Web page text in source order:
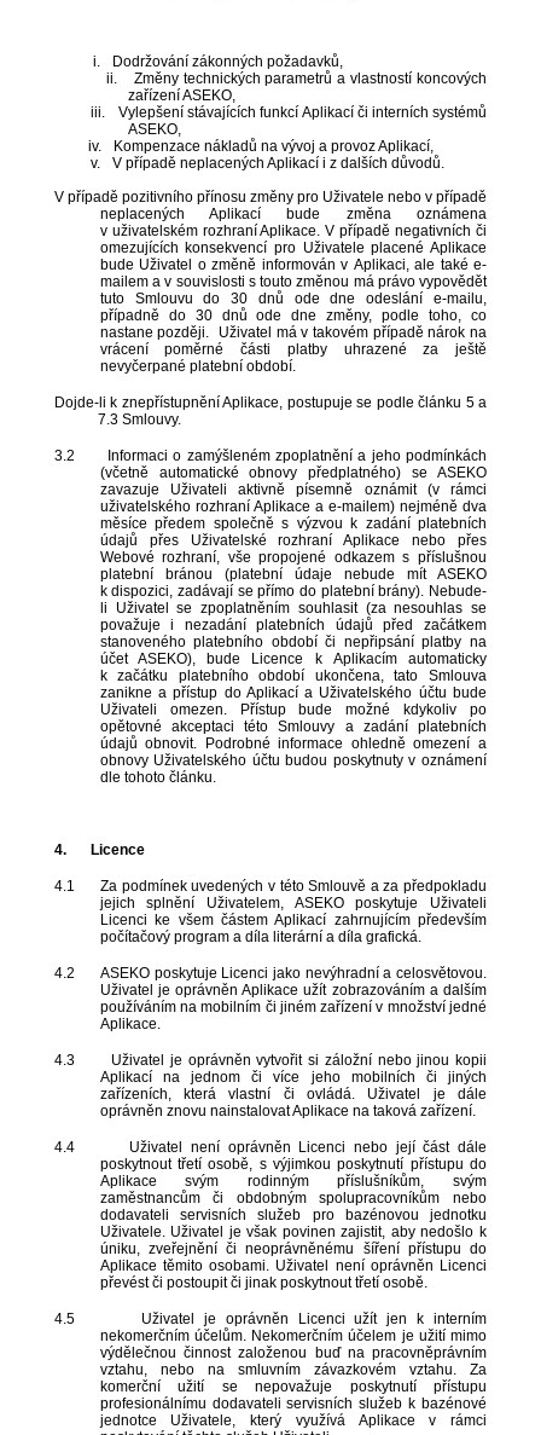
i.
Dodržování zákonných požadavků,
ii.
Změny technických parametrů a vlastností koncových
zařízení ASEKO,
iii.
Vylepšení stávajících funkcí Aplikací či interních systémů
ASEKO,
iv.
Kompenzace nákladů na vývoj a provoz Aplikací,
v.
V případě neplacených Aplikací i z dalších důvodů.
V případě pozitivního přínosu změny pro Uživatele nebo v případě
neplacených Aplikací bude změna oznámena
v uživatelském rozhraní Aplikace. V případě negativních či
omezujících konsekvencí pro Uživatele placené Aplikace
bude Uživatel o změně informován v Aplikaci, ale také e-
mailem a v souvislosti s touto změnou má právo vypovědět
tuto Smlouvu do 30 dnů ode dne odeslání e-mailu,
případně do 30 dnů ode dne změny, podle toho, co
nastane později. Uživatel má v takovém případě nárok na
vrácení poměrné části platby uhrazené za ještě
nevyčerpané platební období.
Dojde-li k znepřístupnění Aplikace, postupuje se podle článku 5 a
7.3 Smlouvy.
3.2
Informaci o zamýšleném zpoplatnění a jeho podmínkách
(včetně automatické obnovy předplatného) se ASEKO
zavazuje Uživateli aktivně písemně oznámit (v rámci
uživatelského rozhraní Aplikace a e-mailem) nejméně dva
měsíce předem společně s výzvou k zadání platebních
údajů přes Uživatelské rozhraní Aplikace nebo přes
Webové rozhraní, vše propojené odkazem s příslušnou
platební bránou (platební údaje nebude mít ASEKO
k dispozici, zadávají se přímo do platební brány). Nebude-
li Uživatel se zpoplatněním souhlasit (za nesouhlas se
považuje i nezadání platebních údajů před začátkem
stanoveného platebního období či nepřipsání platby na
účet ASEKO), bude Licence k Aplikacím automaticky
k začátku platebního období ukončena, tato Smlouva
zanikne a přístup do Aplikací a Uživatelského účtu bude
Uživateli omezen. Přístup bude možné kdykoliv po
opětovné akceptaci této Smlouvy a zadání platebních
údajů obnovit. Podrobné informace ohledně omezení a
obnovy Uživatelského účtu budou poskytnuty v oznámení
dle tohoto článku.
4. Licence
4.1
Za podmínek uvedených v této Smlouvě a za předpokladu
jejich splnění Uživatelem, ASEKO poskytuje Uživateli
Licenci ke všem částem Aplikací zahrnujícím především
počítačový program a díla literární a díla grafická.
4.2
ASEKO poskytuje Licenci jako nevýhradní a celosvětovou.
Uživatel je oprávněn Aplikace užít zobrazováním a dalším
používáním na mobilním či jiném zařízení v množství jedné
Aplikace.
4.3
Uživatel je oprávněn vytvořit si záložní nebo jinou kopii
Aplikací na jednom či více jeho mobilních či jiných
zařízeních, která vlastní či ovládá. Uživatel je dále
oprávněn znovu nainstalovat Aplikace na taková zařízení.
4.4
Uživatel není oprávněn Licenci nebo její část dále
poskytnout třetí osobě, s výjimkou poskytnutí přístupu do
Aplikace svým rodinným příslušníkům, svým
zaměstnancům či obdobným spolupracovníkům nebo
dodavateli servisních služeb pro bazénovou jednotku
Uživatele. Uživatel je však povinen zajistit, aby nedošlo k
úniku, zveřejnění či neoprávněnému šíření přístupu do
Aplikace těmito osobami. Uživatel není oprávněn Licenci
převést či postoupit či jinak poskytnout třetí osobě.
4.5
Uživatel je oprávněn Licenci užít jen k interním
nekomerčním účelům. Nekomerčním účelem je užití mimo
výdělečnou činnost založenou buď na pracovněprávním
vztahu, nebo na smluvním závazkovém vztahu. Za
komerční užití se nepovažuje poskytnutí přístupu
profesionálnímu dodavateli servisních služeb k bazénové
jednotce Uživatele, který využívá Aplikace v rámci